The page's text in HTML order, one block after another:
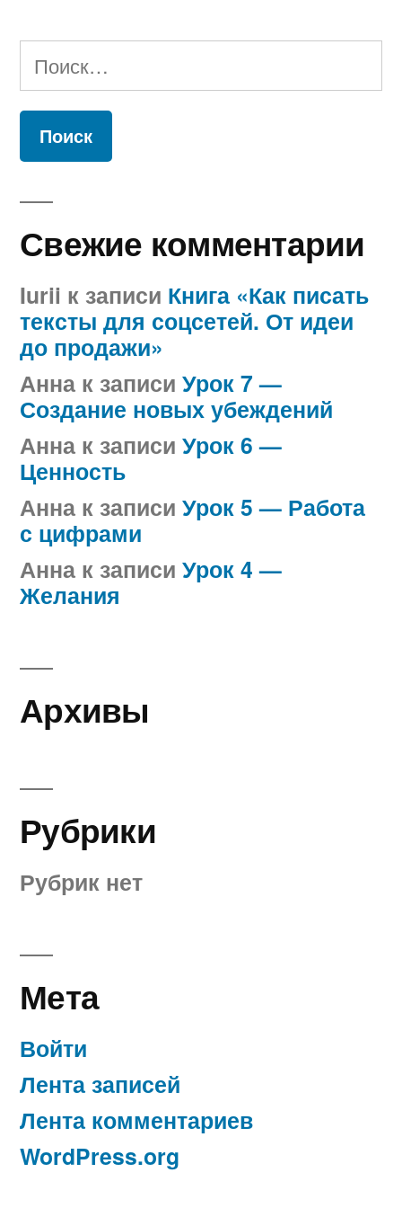
Найти:
Свежие комментарии
Iurii к записи Книга «Как писать
тексты для соцсетей. От идеи
до продажи»
Анна к записи Урок 7 —
Создание новых убеждений
Анна к записи Урок 6 —
Ценность
Анна к записи Урок 5 — Работа
с цифрами
Анна к записи Урок 4 —
Желания
Архивы
Рубрики
Рубрик нет
Мета
Войти
Лента записей
Лента комментариев
WordPress.org